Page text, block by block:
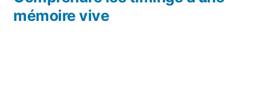
mémoire vive